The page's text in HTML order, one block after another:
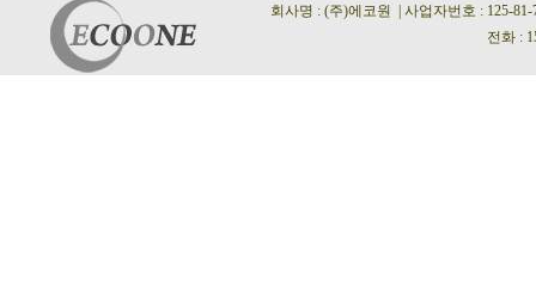
회사명 : (주)에코원 | 사업자번호 : 125-
전화 :